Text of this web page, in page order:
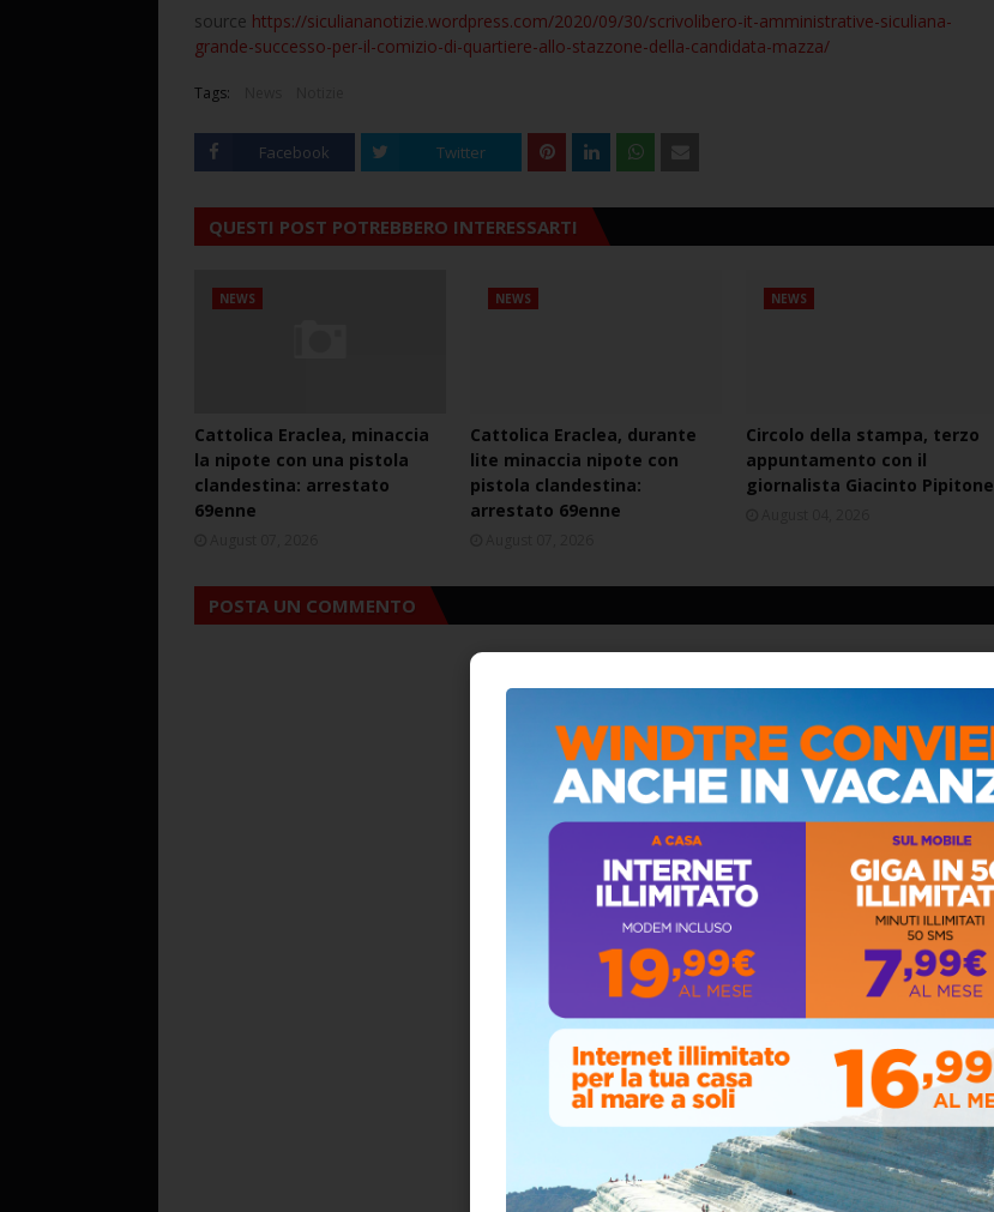
source https://siculiananotizie.wordpress.com/2020/09/30/scrivolibero-it-amministrative-siculiana-
grande-successo-per-il-comizio-di-quartiere-allo-stazzone-della-candidata-mazza/
Tags:
Facebook Twitter
QUESTI POST POTREBBERO INTERESSARTI
NEWS
Cattolica Eraclea, minaccia
la nipote con una pistola
clandestina: arrestato
69enne
NEWS
Cattolica Eraclea, durante
lite minaccia nipote con
pistola clandestina:
arrestato 69enne
NEWS
Circolo della stampa, terzo
appuntamento con il
giornalista Giacinto Pipitone
POSTA UN COMMENTO